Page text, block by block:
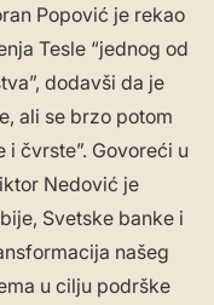
Popović je rekao
Tesle “jednog od
dodavši da je
ali se brzo potom
i čvrste”. Govoreći u
Nedović je
Svetske banke i
našeg
u cilju podrške